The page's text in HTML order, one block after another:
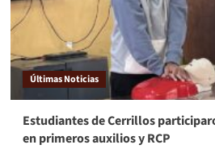
Últimas Noticias
Estudiantes de Cerrillos
en primeros auxilios y RCP